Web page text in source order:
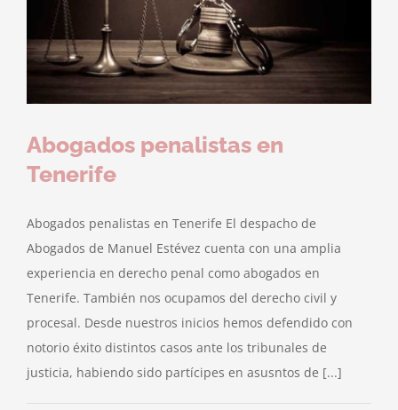
Abogados penalistas en
Tenerife
Abogados penalistas en Tenerife El despacho de
Abogados de Manuel Estévez cuenta con una amplia
experiencia en derecho penal como abogados en
Tenerife. También nos ocupamos del derecho civil y
procesal. Desde nuestros inicios hemos defendido con
notorio éxito distintos casos ante los tribunales de
justicia, habiendo sido partícipes en asusntos de [...]